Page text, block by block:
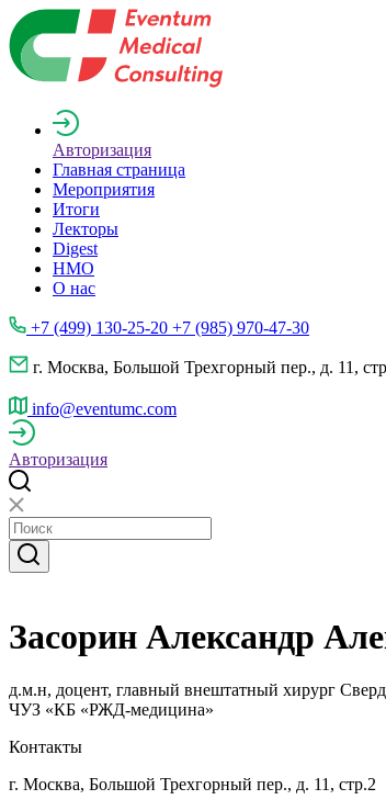
Авторизация
Главная страница
Мероприятия
Итоги
Лекторы
Digest
НМО
О нас
+7 (499) 130-25-20 +7 (985) 970-47-30
г. Москва, Большой Трехгорный пер., д. 11,
info@eventumc.com
Авторизация
Засорин Александр
д.м.н, доцент, главный внештатный хирург
ЧУЗ «КБ «РЖД-медицина»
Контакты
г. Москва, Большой Трехгорный пер., д. 11, стр.2